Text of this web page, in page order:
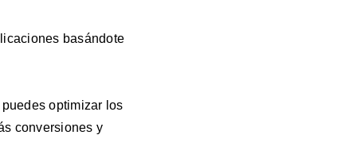
basándote
optimizar los
conversiones y